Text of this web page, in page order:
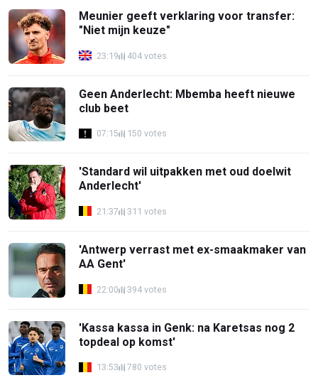
Meunier geeft verklaring voor transfer:
"Niet mijn keuze"
23:19 404 votes
Geen Anderlecht: Mbemba heeft nieuwe
club beet
07:15 150 votes
'Standard wil uitpakken met oud doelwit
Anderlecht'
21:37 311 votes
'Antwerp verrast met ex-smaakmaker van
AA Gent'
22:00 394 votes
'Kassa kassa in Genk: na Karetsas nog 2
topdeal op komst'
13:53 780 votes